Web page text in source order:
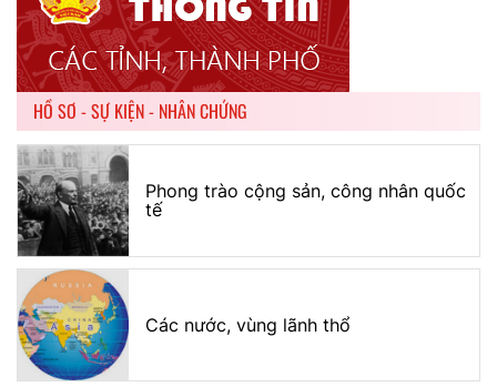
HỒ SƠ - SỰ KIỆN - NHÂN CHỨNG
Phong trào cộng sản, công nhân quốc
tế
Các nước, vùng lãnh thổ